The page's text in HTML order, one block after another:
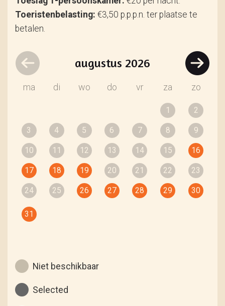
Toeristenbelasting: €3,50 p.p.p.n. ter plaatse te
betalen.
augustus 2026
ma di wo do vr za zo
1 2
3 4 5 6 7 8 9
10 11 12 13 14 15 16
17 18 19 20 21 22 23
24 25 26 27 28 29 30
31
Niet beschikbaar
Selected